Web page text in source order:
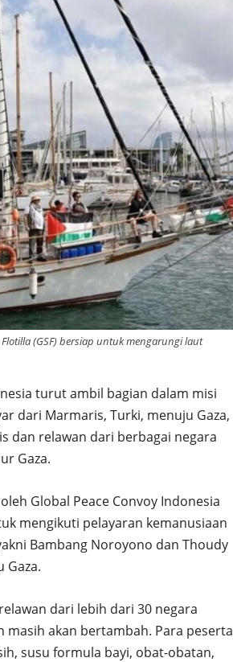
(GSF) bersiap untuk mengarungi laut
turut ambil bagian dalam misi
dari Marmaris, Turki, menuju Gaza,
dan relawan dari berbagai negara
Gaza.
Global Peace Convoy Indonesia
mengikuti pelayaran kemanusiaan
Bambang Noroyono dan Thoudy
Gaza.
dari lebih dari 30 negara
masih akan bertambah. Para peserta
susu formula bayi, obat-obatan,